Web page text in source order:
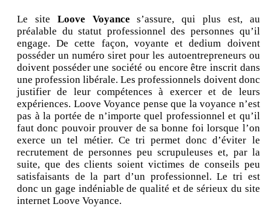
Le site Loove Voyance s’assure, qui plus est, au
préalable du statut professionnel des personnes qu’il
engage. De cette façon, voyante et dedium doivent
posséder un numéro siret pour les autoentrepreneurs ou
doivent posséder une société ou encore être inscrit dans
une profession libérale. Les professionnels doivent donc
justifier de leur compétences à exercer et de leurs
expériences. Loove Voyance pense que la voyance n’est
pas à la portée de n’importe quel professionnel et qu’il
faut donc pouvoir prouver de sa bonne foi lorsque l’on
exerce un tel métier. Ce tri permet donc d’éviter le
recrutement de personnes peu scrupuleuses et, par la
suite, que des clients soient victimes de conseils peu
satisfaisants de la part d’un professionnel. Le tri est
donc un gage indéniable de qualité et de sérieux du site
internet Loove Voyance.